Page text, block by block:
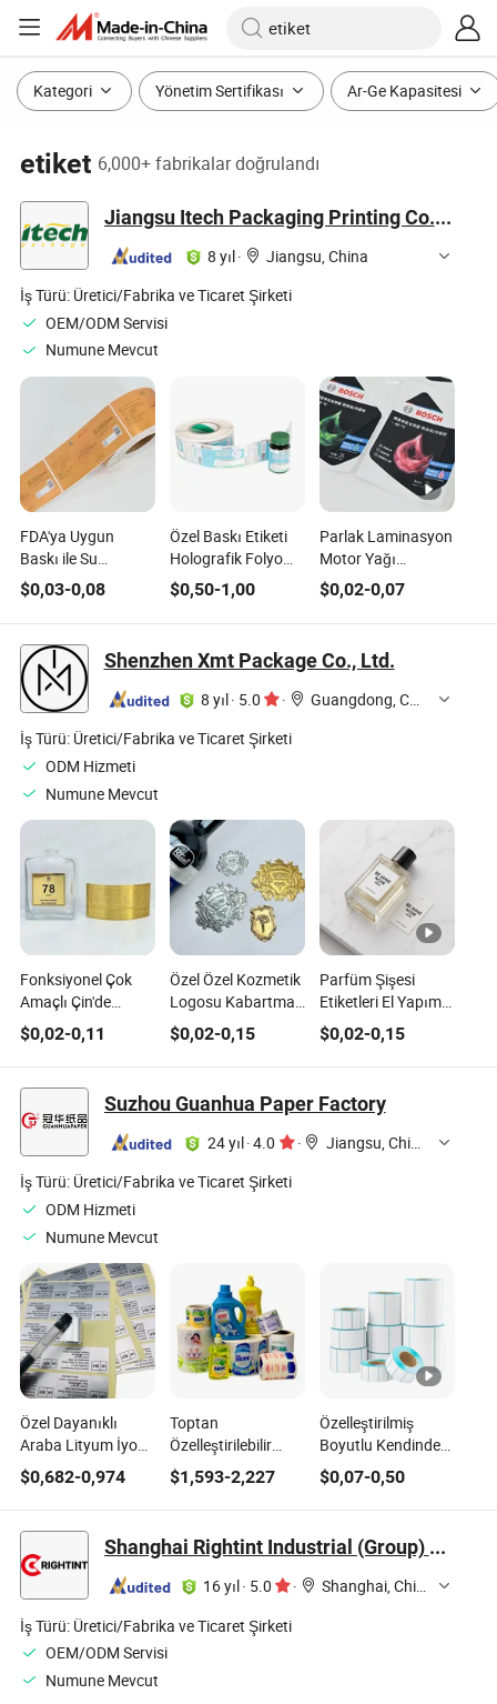
Kategori Yönetim Sertifikası Ar-Ge Kapasitesi
etiket 6,000+ fabrikalar doğrulandı
Jiangsu Itech Packaging Printing Co., Ltd.
8 yıl·
Jiangsu, China
İş Türü: Üretici/Fabrika ve Ticaret Şirketi
OEM/ODM Servisi
Numune Mevcut
FDA'ya Uygun
Baskı ile Su
Geçirmez Besin
Takviyesi Etiketleri
$0,03-0,08
Özel Baskı Etiketi
Holografik Folyo
Çıkartma Besin
Şişesi Kavanozu
Günlük Takviye
Etiketleri
$0,50-1,00
Parlak Laminasyon
Motor Yağı
Etiketleri Su
Geçirmez Yırtılmaz
Çıkartmalar
Otomobil Motor
Yağı için
$0,02-0,07
Shenzhen Xmt Package Co., Ltd.
8 yıl· 5.0 ·
Guangdong, China
İş Türü: Üretici/Fabrika ve Ticaret Şirketi
ODM Hizmeti
Numune Mevcut
Fonksiyonel Çok
Amaçlı Çin'de
Üretilen Metal
Parfüm Etiketi
Kozmetik Ambalaj
Sektörü için
$0,02-0,11
Özel Özel Kozmetik
Logosu Kabartmalı
Metal Etiketler Altın
Alüminyum
Kabartma Parfüm
$0,02-0,15
Parfüm Şişesi
Etiketleri El Yapımı
3D Metal Kabartma
Etiket Parfüm
Çıkartması
$0,02-0,15
Suzhou Guanhua Paper Factory
24 yıl·4.0 ·
Jiangsu, China
İş Türü: Üretici/Fabrika ve Ticaret Şirketi
ODM Hizmeti
Numune Mevcut
Özel Dayanıklı
Araba Lityum İyon
Güç Batarya Paketi
Yapıştırıcı Etiket
Baskı Etiketleri
$0,682-0,974
Toptan
Özelleştirilebilir
Etiket Baskısı, Evde
Kullanılan Günlük
Kimyasal Ürün
Etiketi
$1,593-2,227
Özelleştirilmiş
Boyutlu Kendinden
Yapışkanlı Etiket
Termal Etiket Boş
Gönderim Etiketi
$0,07-0,50
Shanghai Rightint Industrial (Group) Co., Ltd.
16 yıl· 5.0 ·
Shanghai, China
İş Türü: Üretici/Fabrika ve Ticaret Şirketi
OEM/ODM Servisi
Numune Mevcut